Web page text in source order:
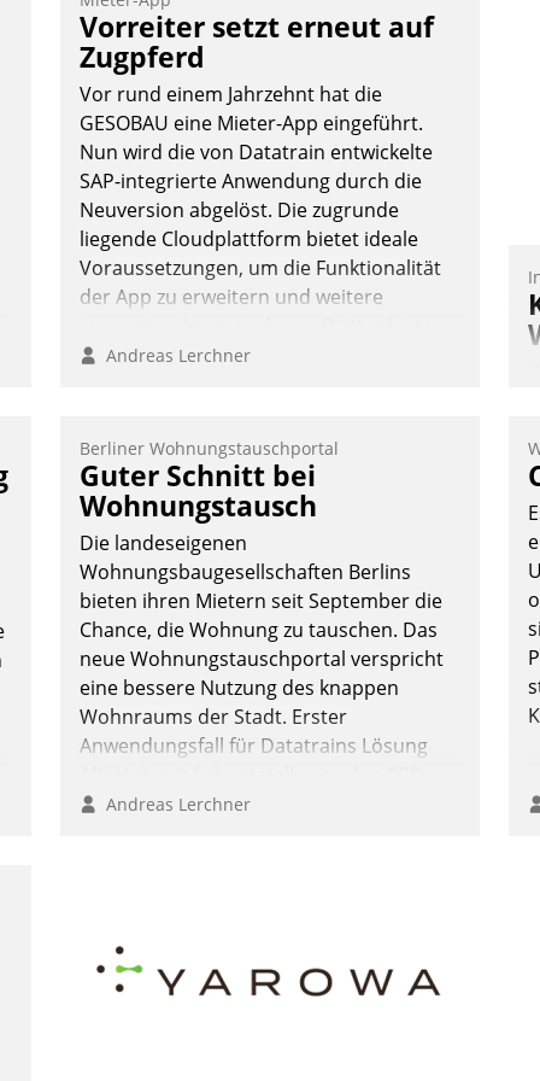
Vernetzungsideen fürs Quartier.
Dazwischen zeigte Datatrain, was es
Neues zu bieten hat.
Nadja Hußmann
Vorreiter setzt erneut auf
Zugpferd
Vor rund einem Jahrzehnt hat die
GESOBAU eine Mieter-App eingeführt.
Nun wird die von Datatrain entwickelte
SAP-integrierte Anwendung durch die
Neuversion abgelöst. Die zugrunde
liegende Cloudplattform bietet ideale
Voraussetzungen, um die Funktionalität
der App zu erweitern und weitere
in SAP zu integrieren.
Andreas Lerchner
Berliner Wohnungstauschportal
Guter Schnitt bei
Wohnungstausch
Die landeseigenen
Wohnungsbaugesellschaften Berlins
bieten ihren Mietern seit September die
Chance, die Wohnung zu tauschen. Das
neue Wohnungstauschportal verspricht
eine bessere Nutzung des knappen
Wohnraums der Stadt. Erster
Anwendungsfall für Datatrains Lösung
Systemen der Unternehmen.
Andreas Lerchner